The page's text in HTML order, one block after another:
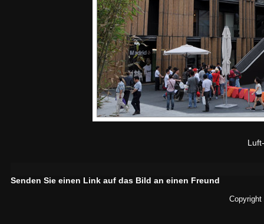
Senden Sie einen Link auf das Bild an einen Freund